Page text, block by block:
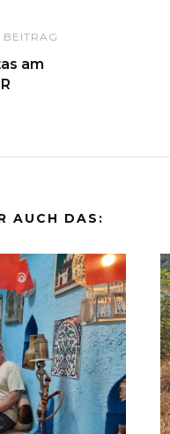
am
AUCH DAS: